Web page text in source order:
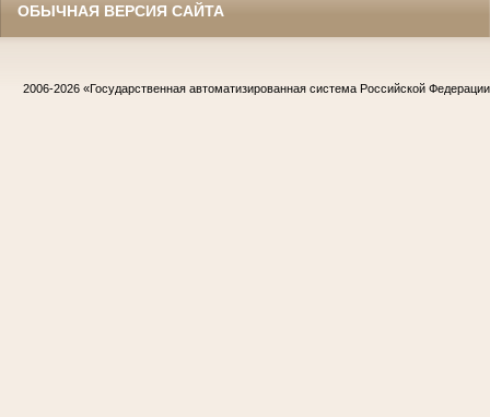
ОБЫЧНАЯ ВЕРСИЯ САЙТА
2006-2026 «Государственная автоматизированная система Российской